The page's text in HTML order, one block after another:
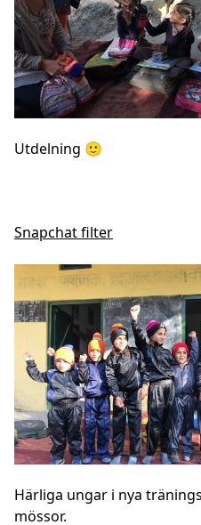
Utdelning 🙂
Snapchat filter
Härliga ungar i nya
mössor.